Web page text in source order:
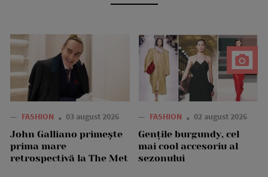
— FASHION 03 august 2026
John Galliano primește
prima mare
retrospectivă la The Met
— FASHION 02 august 2026
Gențile burgundy, cel
mai cool accesoriu al
sezonului